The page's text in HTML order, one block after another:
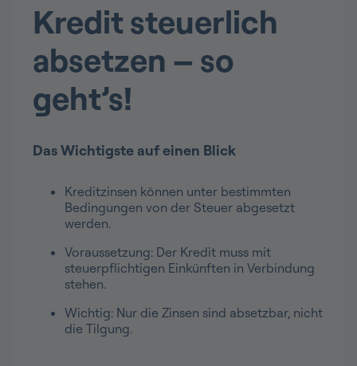
Kredit steuerlich
absetzen – so
geht’s!
Das Wichtigste auf einen Blick
Kreditzinsen können unter bestimmten
Bedingungen von der Steuer abgesetzt
werden.
Voraussetzung: Der Kredit muss mit
steuerpflichtigen Einkünften in Verbindung
stehen.
Wichtig: Nur die Zinsen sind absetzbar, nicht
die Tilgung.